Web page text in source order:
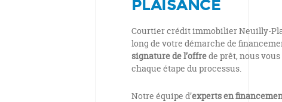
PLAISANCE
Courtier crédit immobilier Neuilly-
long de votre démarche de
signature de l’offrede prêt, nous
chaque étape du processus.
Notre équipe d’experts en